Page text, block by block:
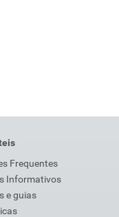
Frequentes
Informativos
e guias